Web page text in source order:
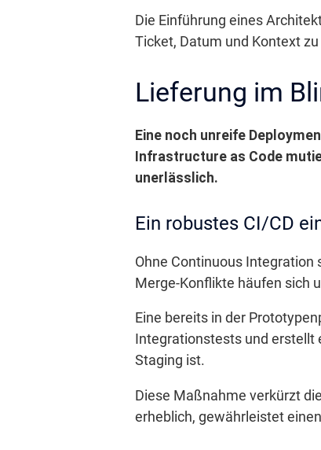
Die Einführung eines
Ticket, Datum und Kontext
Lieferung im
Eine noch unreife
Infrastructure as Code
unerlässlich.
Ein robustes CI/CD
Ohne Continuous Integration
Merge-Konflikte häufen sich
Eine bereits in der
Integrationstests und
Staging ist.
Diese Maßnahme verkürzt
erheblich, gewährleistet